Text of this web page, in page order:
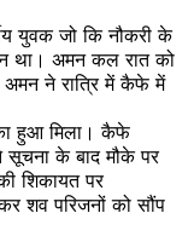
युवक जो कि नौकरी के
था। अमन कल रात को
ने रात्रि में कैफे में
हुआ मिला। कैफे
के बाद मौके पर
शिकायत पर
शव परिजनों को सौंप